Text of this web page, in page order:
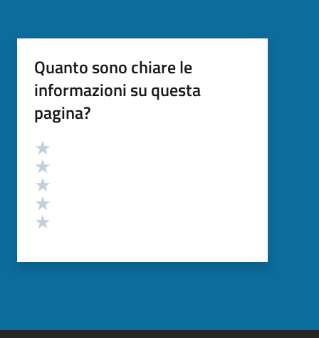
Quanto sono chiare le
informazioni su questa
pagina?
Valutazione